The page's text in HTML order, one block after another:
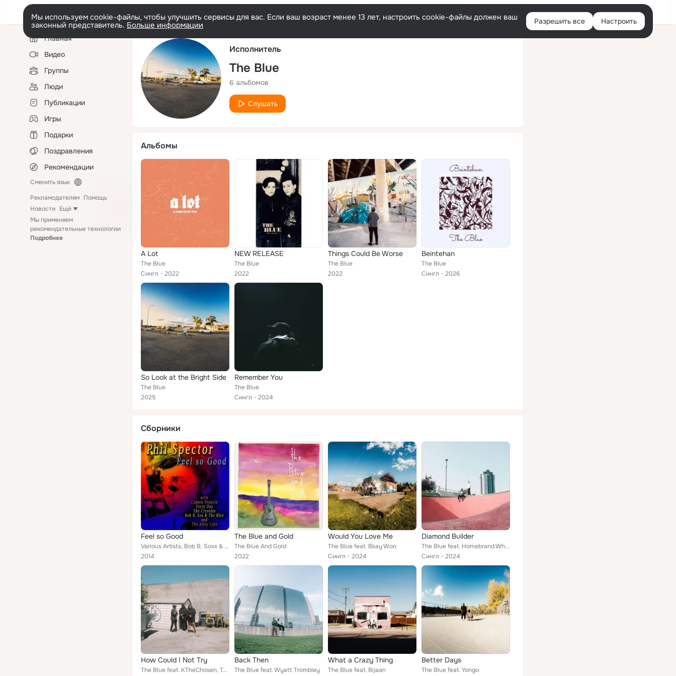
Русский Войти
Мы используем cookie-файлы, чтобы улучшить сервисы для вас. Если ваш возраст менее 13 лет, настроить cookie-файлы должен ваш
законный представитель. Больше информации Разрешить все Настроить
Левая
колонкаГлавная
Видео
Группы
Люди
Публикации
Игры
Подарки
Поздравления
Рекомендации
Сменить язык
Рекламодателям Помощь
Новости Ещё
Мы применяем
рекомендательные технологии
Подробнее
Исполнитель
The Blue
6 альбомов
Слушать
Альбомы
A Lot
The Blue
Сингл
2022
NEW RELEASE
The Blue
2022
Things Could Be Worse
The Blue
2022
Beintehan
The Blue
Сингл
2026
So Look at the Bright Side
The Blue
2025
Remember You
The Blue
Сингл
2024
Сборники
Feel so Good
Various Artists, Bob B. Soxx & The Blue, The Alley Cats, Terry Day, The Crystals, Connie Francis
2014
The Blue and Gold
The Blue And Gold
2022
Would You Love Me
The Blue feat. Bkay Won
Сингл
2024
Diamond Builder
The Blue feat. Homebrand Whiteboy
Сингл
2024
How Could I Not Try
The Blue feat. KTheChosen, Tea Fannie
Back Then
The Blue feat. Wyatt Trombley
What a Crazy Thing
The Blue feat. Bijaan
Better Days
The Blue feat. Yongo